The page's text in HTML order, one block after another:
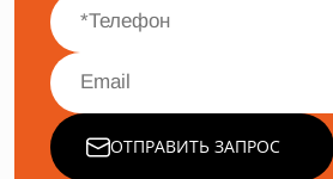
ОТПРАВИТЬ ЗАПРОС